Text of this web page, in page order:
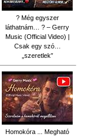
? Még egyszer
láthatnám… ? – Gerry
Music (Official Video) |
Csak egy szó…
„szeretlek”
Homokóra ... Megható